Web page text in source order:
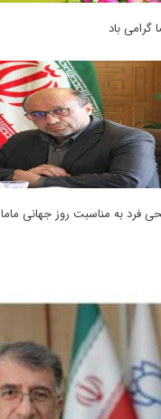
گرامی باد
فرد به مناسبت روز جهانی ماما